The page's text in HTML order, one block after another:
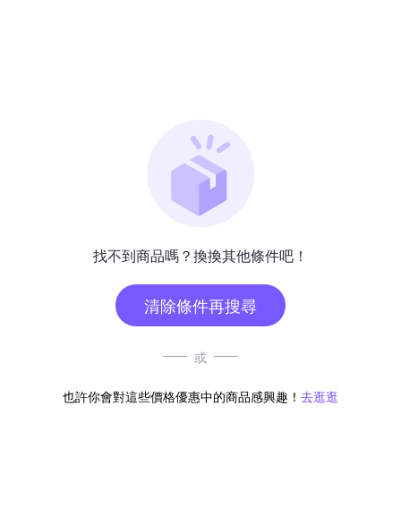
找不到商品嗎？換換其他條件吧！
清除條件再搜尋
或
也許你會對這些價格優惠中的商品感興趣！ 去逛逛